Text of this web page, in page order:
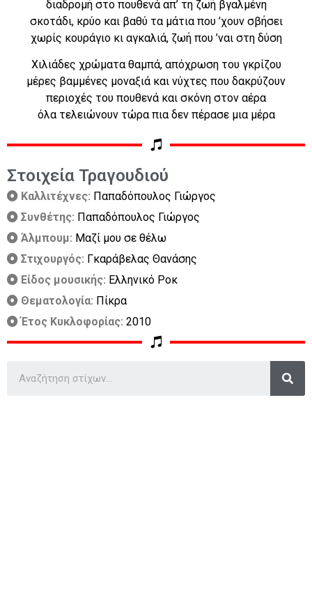
διαδρομή στο πουθενά απ’ τη ζωή βγαλμένη
σκοτάδι, κρύο και βαθύ τα μάτια που ’χουν σβήσει
χωρίς κουράγιο κι αγκαλιά, ζωή που ’ναι στη δύση
Χιλιάδες χρώματα θαμπά, απόχρωση του γκρίζου
μέρες βαμμένες μοναξιά και νύχτες που δακρύζουν
περιοχές του πουθενά και σκόνη στον αέρα
όλα τελειώνουν τώρα πια δεν πέρασε μια μέρα
Στοιχεία Τραγουδιού
Καλλιτέχνες: Παπαδόπουλος Γιώργος
Συνθέτης: Παπαδόπουλος Γιώργος
Άλμπουμ: Μαζί μου σε θέλω
Στιχουργός: Γκαράβελας Θανάσης
Είδος μουσικής: Ελληνικό Ροκ
Θεματολογία: Πίκρα
Έτος Κυκλοφορίας: 2010